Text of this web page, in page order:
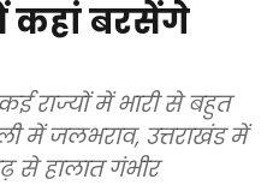
कहां बरसेंगे
राज्यों में भारी से बहुत
में जलभराव, उत्तराखंड में
से हालात गंभीर